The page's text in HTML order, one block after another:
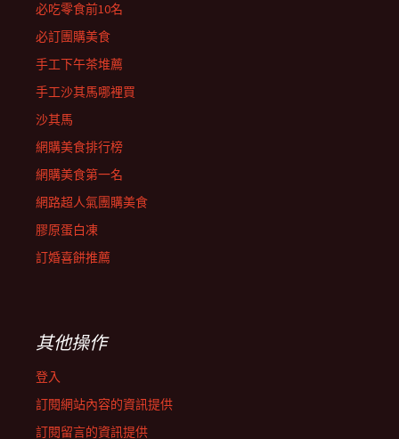
必吃零食前10名
必訂團購美食
手工下午茶堆薦
手工沙其馬哪裡買
沙其馬
網購美食排行榜
網購美食第一名
網路超人氣團購美食
膠原蛋白凍
訂婚喜餅推薦
其他操作
登入
訂閱網站內容的資訊提供
訂閱留言的資訊提供